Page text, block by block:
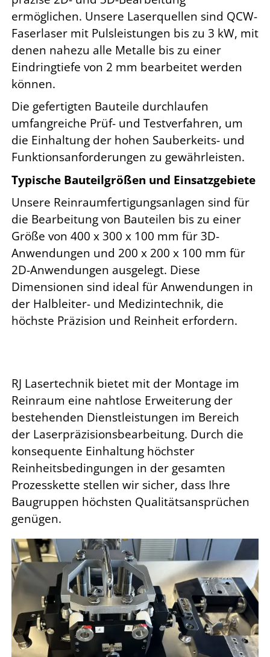
ermöglichen. Unsere Laserquellen sind QCW-
Faserlaser mit Pulsleistungen bis zu 3 kW, mit
denen nahezu alle Metalle bis zu einer
Eindringtiefe von 2 mm bearbeitet werden
können.
Die gefertigten Bauteile durchlaufen
umfangreiche Prüf- und Testverfahren, um
die Einhaltung der hohen Sauberkeits- und
Funktionsanforderungen zu gewährleisten.
Typische Bauteilgrößen und Einsatzgebiete
Unsere Reinraumfertigungsanlagen sind für
die Bearbeitung von Bauteilen bis zu einer
Größe von 400 x 300 x 100 mm für 3D-
Anwendungen und 200 x 200 x 100 mm für
2D-Anwendungen ausgelegt. Diese
Dimensionen sind ideal für Anwendungen in
der Halbleiter- und Medizintechnik, die
höchste Präzision und Reinheit erfordern.
RJ Lasertechnik bietet mit der Montage im
Reinraum eine nahtlose Erweiterung der
bestehenden Dienstleistungen im Bereich
der Laserpräzisionsbearbeitung. Durch die
konsequente Einhaltung höchster
Reinheitsbedingungen in der gesamten
Prozesskette stellen wir sicher, dass Ihre
Baugruppen höchsten Qualitätsansprüchen
genügen.